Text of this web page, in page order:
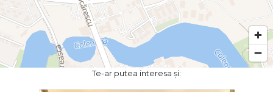
Te-ar putea interesa și: